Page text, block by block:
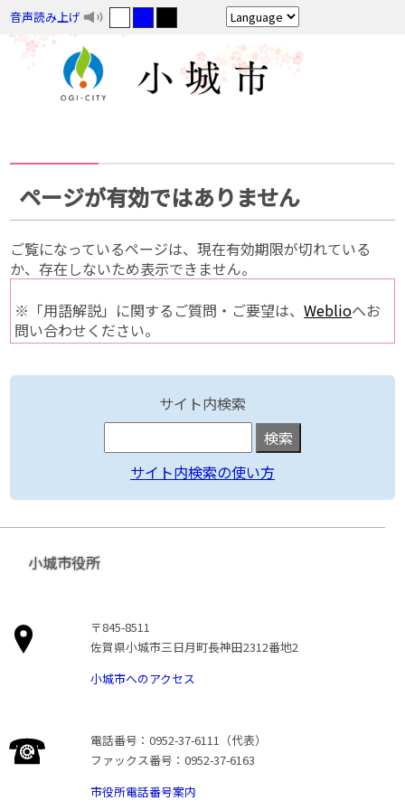
音声読み上げ
ページが有効ではありません
ご覧になっているページは、現在有効期限が切れている
か、存在しないため表示できません。
※「用語解説」に関するご質問・ご要望は、Weblioへお
問い合わせください。
サイト内検索
サイト内検索の使い方
小城市役所
〒845-8511
佐賀県小城市三日月町長神田2312番地2
小城市へのアクセス
電話番号：0952-37-6111（代表）
ファックス番号：0952-37-6163
市役所電話番号案内